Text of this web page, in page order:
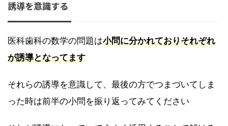
誘導を意識する
医科歯科の数学の問題は小問に分かれておりそれぞれ
が誘導となってます
それらの誘導を意識して、最後の方でつまづいてしま
った時は前半の小問を振り返ってみてください